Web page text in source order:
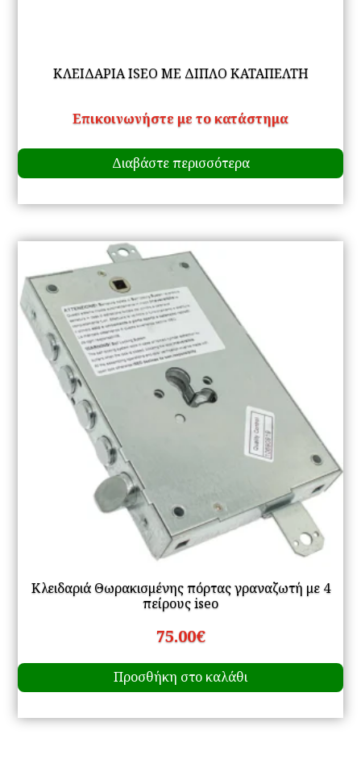
ΚΛΕΙΔΑΡΙΑ ISEO ΜΕ ΔΙΠΛΟ ΚΑΤΑΠΕΛΤΗ
Επικοινωνήστε με το κατάστημα
Διαβάστε περισσότερα
Κλειδαριά Θωρακισμένης πόρτας γραναζωτή με 4
πείρους iseo
75.00€
Προσθήκη στο καλάθι